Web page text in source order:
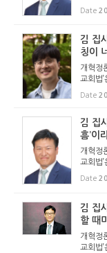
다. 기
기독
Date
김 집
칭이
개혁정
교회법
다. 기
기독
Date
김 집
흠’이
개혁정
교회법
다. 기
기독
Date
김 집
할 때
개혁정
교회법